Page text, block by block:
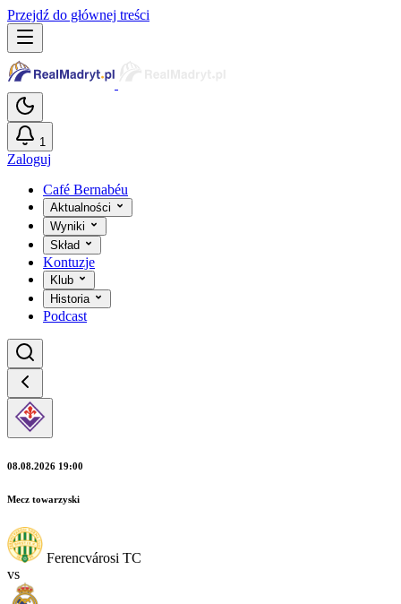
Przejdź do głównej treści
1
Zaloguj
Café Bernabéu
Aktualności
Wyniki
Skład
Kontuzje
Klub
Historia
Podcast
08.08.2026 19:00
Mecz towarzyski
Ferencvárosi TC
vs